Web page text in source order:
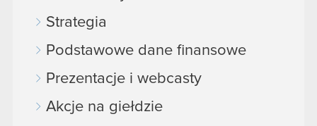
korzystanie z naszej witryny, zgadasz się na
Strategia
Podstawowe dane finansowe
Prezentacje i webcasty
Akcje na giełdzie